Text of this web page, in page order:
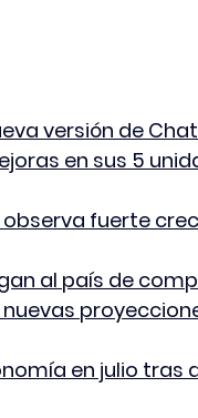
versión de
en sus 5
observa fuerte
al país de
nuevas
en julio tras